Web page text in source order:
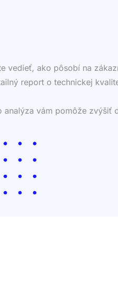
vedieť, ako pôsobí na
report o technickej
analýza vám pomôže zvýšiť